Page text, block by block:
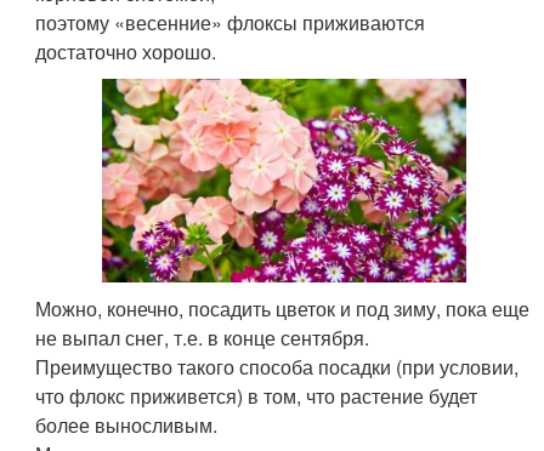
поэтому «весенние» флоксы приживаются
достаточно хорошо.
Можно, конечно, посадить цветок и под зиму, пока еще
не выпал снег, т.е. в конце сентября.
Преимущество такого способа посадки (при условии,
что флокс приживется) в том, что растение будет
более выносливым.